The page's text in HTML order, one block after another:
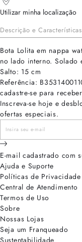
Utilizar minha localização
Descrição e Características
Bota Lolita em nappa
no lado interno. Solado
Salto: 15 cm
Referência:
cadastre-se para
Inscreva-se hoje e
ofertas especiais.
E-mail cadastrado com
Ajuda e Suporte
Políticas de Privacidade
Central de Atendimento
Termos de Uso
Sobre
Nossas Lojas
Seja um Franqueado
Sustentabilidade